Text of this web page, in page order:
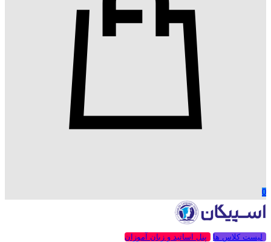
0
لیست کلاس ها پنل اساتید و زبان آموزان